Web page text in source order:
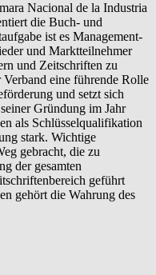
Nacional de la Industria
die Buch- und
ist es Management-
und Marktteilnehmer
und Zeitschriften zu
eine führende Rolle
und setzt sich
Gründung im Jahr
als Schlüsselqualifikation
stark. Wichtige
gebracht, die zu
der gesamten
geführt
gehört die Wahrung des